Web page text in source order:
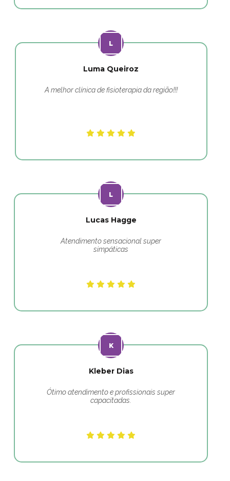
Luma Queiroz
A melhor clínica de fisioterapia da região!!!
Lucas Hagge
Atendimento sensacional super
simpáticas
Kleber Dias
Ótimo atendimento e profissionais super
capacitadas.